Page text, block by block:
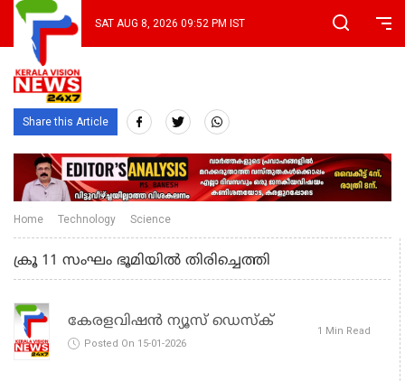
SAT AUG 8, 2026 09:52 PM IST
Share this Article
Home Technology Science
ക്രൂ 11 സംഘം ഭൂമിയിൽ തിരിച്ചെത്തി
കേരളവിഷൻ ന്യൂസ് ഡെസ്‌ക്
Posted On 15-01-2026
1 Min Read